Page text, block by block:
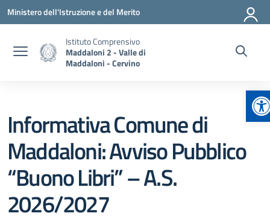
Vai ai contenuti
Vai al menu di navigazione
Vai al footer
Ministero dell'Istruzione e del Merito
Istituto Comprensivo
Maddaloni 2 - Valle di
Maddaloni - Cervino
Informativa Comune di
Maddaloni: Avviso Pubblico
“Buono Libri” – A.S.
2026/2027